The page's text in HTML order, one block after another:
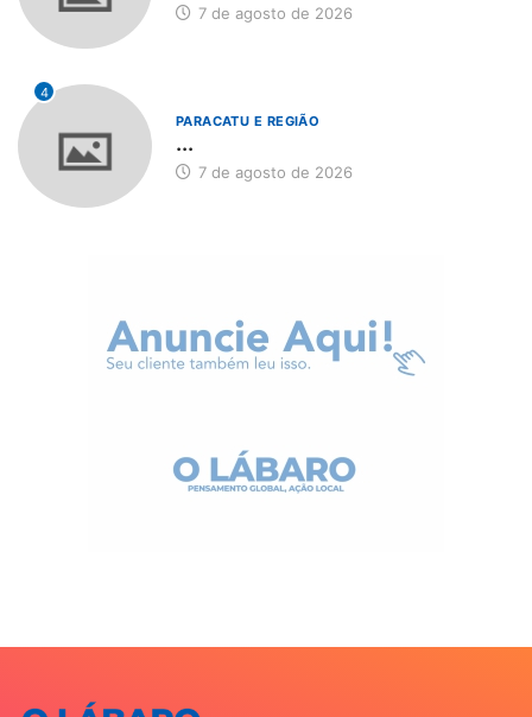
7 de agosto de 2026
4
PARACATU E REGIÃO
...
7 de agosto de 2026